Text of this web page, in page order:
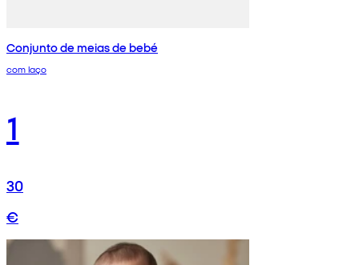
Conjunto de meias de bebé
com laço
1
30
€